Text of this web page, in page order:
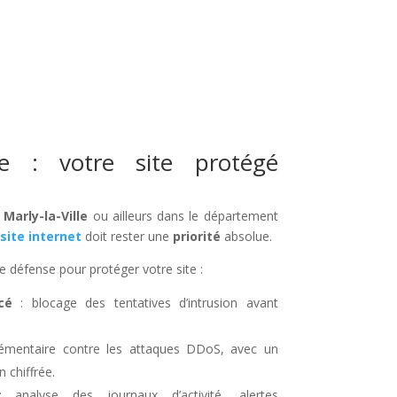
: votre site protégé
Marly-la-Ville ou ailleurs dans le département
internet doit rester une priorité absolue.
défense pour protéger votre site :
: blocage des tentatives d’intrusion avant
contre les attaques DDoS, avec un
chiffrée.